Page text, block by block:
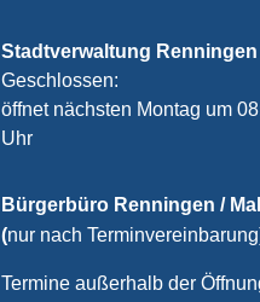
Stadtverwaltung Renningen
Klicken, um weitere
Geschlossen:
öffnet nächsten Montag um
Uhr
Bürgerbüro Renningen /
(nur nach
Termine außerhalb der